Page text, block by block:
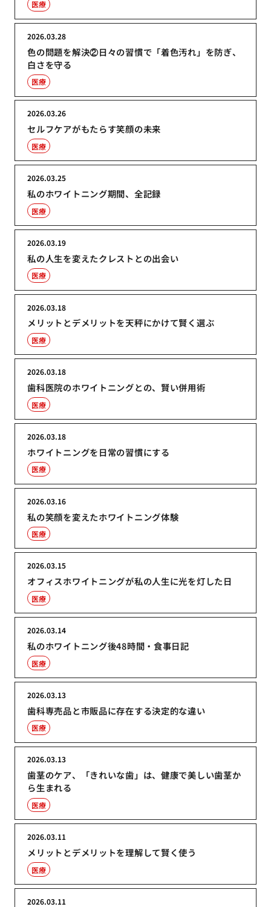
医療
色の問題を解決②日々の習慣で「着色汚れ」を防ぎ、
白さを守る
2026.03.28
医療
セルフケアがもたらす笑顔の未来
2026.03.26
医療
私のホワイトニング期間、全記録
2026.03.25
医療
私の人生を変えたクレストとの出会い
2026.03.19
医療
メリットとデメリットを天秤にかけて賢く選ぶ
2026.03.18
医療
歯科医院のホワイトニングとの、賢い併用術
2026.03.18
医療
ホワイトニングを日常の習慣にする
2026.03.18
医療
私の笑顔を変えたホワイトニング体験
2026.03.16
医療
オフィスホワイトニングが私の人生に光を灯した日
2026.03.15
医療
私のホワイトニング後48時間・食事日記
2026.03.14
医療
歯科専売品と市販品に存在する決定的な違い
2026.03.13
医療
歯茎のケア、「きれいな歯」は、健康で美しい歯茎か
ら生まれる
2026.03.13
医療
メリットとデメリットを理解して賢く使う
2026.03.11
医療
2026.03.11